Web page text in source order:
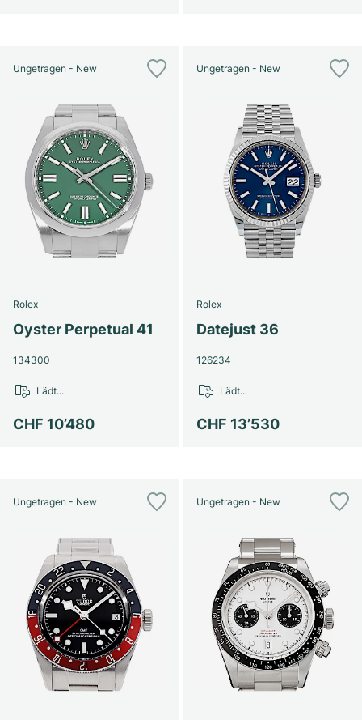
Ungetragen - New
Rolex
Oyster Perpetual 41
134300
CHF 10’480
Lädt...
Ungetragen - New
Rolex
Datejust 36
126234
CHF 13’530
Lädt...
Ungetragen - New Ungetragen - New